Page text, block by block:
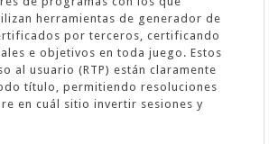
herramientas de generador de
por terceros, certificando
e objetivos en toda juego. Estos
al usuario (RTP) están claramente
título, permitiendo resoluciones
en cuál sitio invertir sesiones y